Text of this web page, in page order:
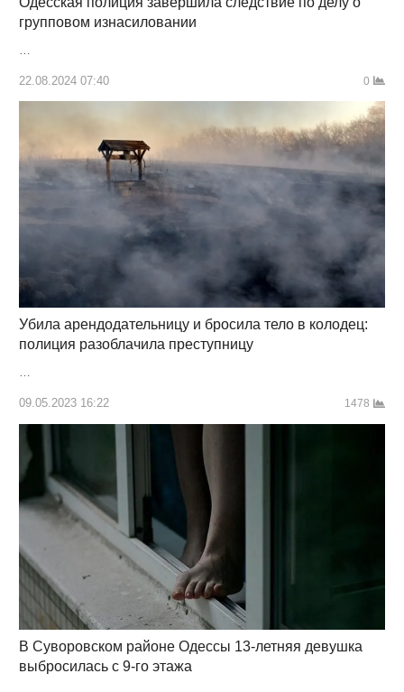
групповом изнасиловании
22.08.2024 07:40 0
Убила арендодательницу и бросила тело в колодец:
полиция разоблачила преступницу
09.05.2023 16:22 1478
В Суворовском районе Одессы 13-летняя девушка
выбросилась с 9-го этажа